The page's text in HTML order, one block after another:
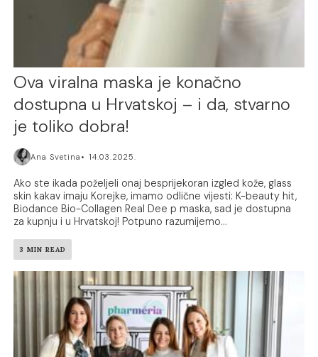
Ova viralna maska je konačno
dostupna u Hrvatskoj – i da, stvarno
je toliko dobra!
Ana Svetina 14.03.2025.
Ako ste ikada poželjeli onaj besprijekoran izgled kože, glass
skin kakav imaju Korejke, imamo odlične vijesti: K-beauty hit,
Biodance Bio-Collagen Real Dee p maska, sad je dostupna
za kupnju i u Hrvatskoj! Potpuno razumijemo...
3 MIN READ